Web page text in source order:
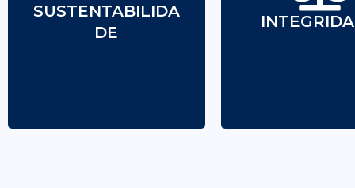
SUSTENTABILIDA
DE
sustentabilidade
ambiental, económico e
por padrões de
honestidade e